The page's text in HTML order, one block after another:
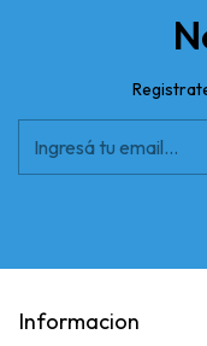
Informacion